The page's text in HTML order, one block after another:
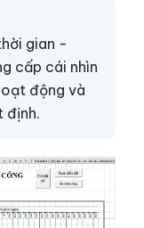
gian -
cấp cái nhìn
động và
định.